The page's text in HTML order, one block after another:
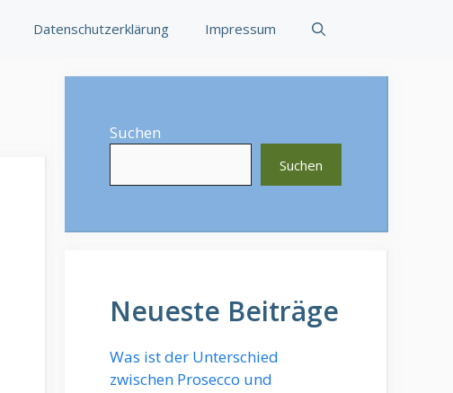
Datenschutzerklärung Impressum
Suchen
Suchen
Neueste Beiträge
Was ist der Unterschied
zwischen Prosecco und